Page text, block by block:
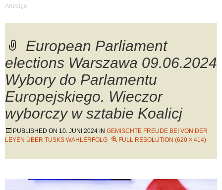
European Parliament
elections Warszawa 09.06.2024
Wybory do Parlamentu
Europejskiego. Wieczor
wyborczy w sztabie Koalicj
PUBLISHED ON 10. JUNI 2024 IN GEMISCHTE FREUDE BEI VON DER
LEYEN ÜBER TUSKS WAHLERFOLG
FULL RESOLUTION (620 × 414)